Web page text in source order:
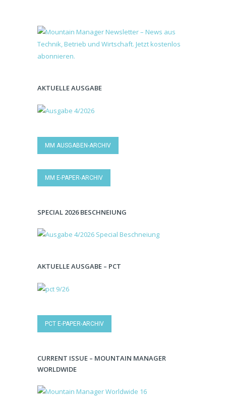
AKTUELLE AUSGABE
MM AUSGABEN-ARCHIV
MM E-PAPER-ARCHIV
SPECIAL 2026 BESCHNEIUNG
AKTUELLE AUSGABE – PCT
PCT E-PAPER-ARCHIV
CURRENT ISSUE – MOUNTAIN MANAGER
WORLDWIDE